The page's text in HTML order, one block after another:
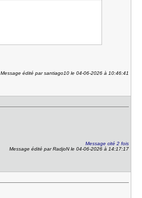
Message édité par santiago10 le 04-06-2026 à 10:46:41
Message cité 2 fois
Message édité par RadjoN le 04-06-2026 à 14:17:17